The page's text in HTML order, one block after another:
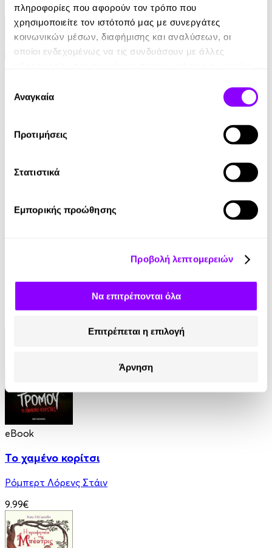
πληροφορίες που αφορούν τον τρόπο που
χρησιμοποιείτε τον ιστότοπό μας με συνεργάτες
κοινωνικών μέσων, διαφήμισης και αναλύσεων, οι
οποίοι ενδεχομένως να τις συνδυάσουν με άλλες
των υπηρεσιών τους.
συγκατάθεσης
Αναγκαία
Προτιμήσεις
Στατιστικά
Εμπορικής προώθησης
Προβολή λεπτομερειών
Να επιτρέπονται όλα
Επιτρέπεται η επιλογή
Άρνηση
Η Καλύβα του Μπαρμπα-Θωμά
14.90€
eBook
Το χαμένο κορίτσι
Ρόμπερτ Λόρενς Στάιν
9.99€